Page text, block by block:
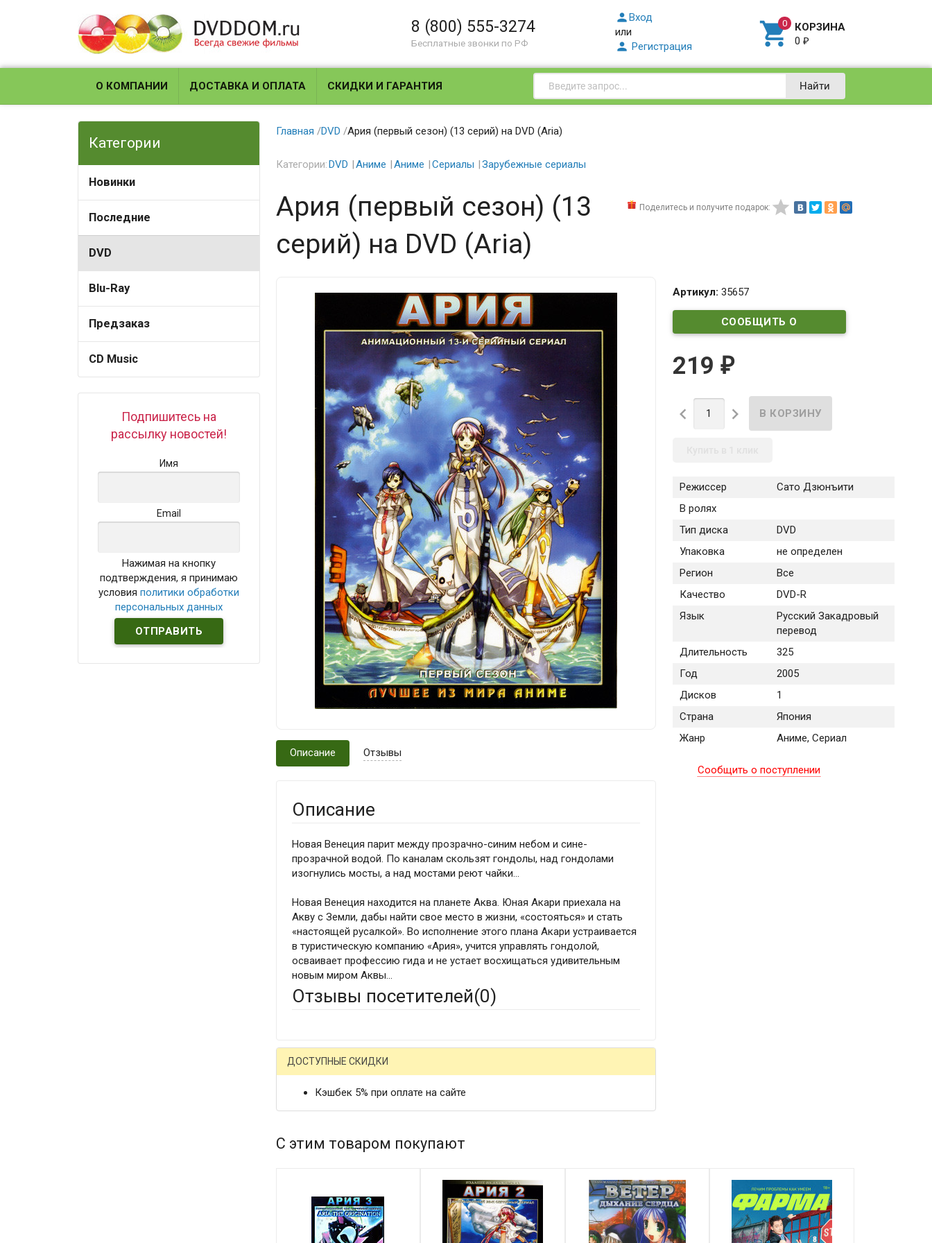
8 (800) 555-3274
Бесплатные звонки по РФ
Вход
или
 Регистрация  КОРЗИНА
0₽
О КОМПАНИИ ДОСТАВКА И ОПЛАТА СКИДКИ И ГАРАНТИЯ Найти
Категории
Новинки
Последние
DVD
Blu-Ray
Предзаказ
CD Music
Подпишитесь на
рассылку новостей!
Имя
Email
Нажимая на кнопку
подтверждения, я принимаю
условияполитики обработки
персональных данных
Главная /DVD /Ария (первый сезон) (13 серий) на DVD (Aria)
Категории:DVD Аниме Аниме Сериалы Зарубежные сериалы
Поделитесь и получите подарок: 
Ария (первый сезон) (13
серий) на DVD (Aria)
Артикул: 35657
СООБЩИТЬ О
219 ₽
 
Режиссер
Сато Дзюнъити
В ролях
Тип диска
DVD
Упаковка
не определен
Регион
Все
Качество
DVD-R
Язык
Русский Закадровый
перевод
Длительность
325
Год
2005
Дисков
1
Страна
Япония
Жанр
Аниме, Сериал
Сообщить о поступлении
Описание Отзывы
Описание
Новая Венеция парит между прозрачно-синим небом и сине-
прозрачной водой. По каналам скользят гондолы, над гондолами
изогнулись мосты, а над мостами реют чайки…
Новая Венеция находится на планете Аква. Юная Акари приехала на
Акву с Земли, дабы найти свое место в жизни, «состояться» и стать
«настоящей русалкой». Во исполнение этого плана Акари устраивается
в туристическую компанию «Ария», учится управлять гондолой,
осваивает профессию гида и не устает восхищаться удивительным
новым миром Аквы…
Отзывы посетителей(0)
ДОСТУПНЫЕ СКИДКИ
Кэшбек 5% при оплате на сайте
С этим товаром покупают